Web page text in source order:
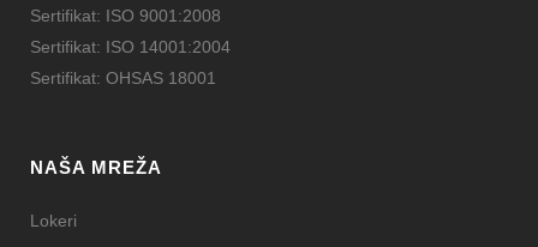
Sertifikat: ISO 9001:2008
Sertifikat: ISO 14001:2004
Sertifikat: OHSAS 18001
NAŠA MREŽA
Lokeri